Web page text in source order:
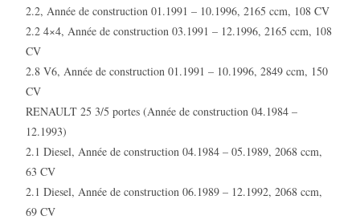
2.2, Année de construction 01.1991 – 10.1996, 2165 ccm, 108 CV
2.2 4×4, Année de construction 03.1991 – 12.1996, 2165 ccm, 108
CV
2.8 V6, Année de construction 01.1991 – 10.1996, 2849 ccm, 150
CV
RENAULT 25 3/5 portes (Année de construction 04.1984 –
12.1993)
2.1 Diesel, Année de construction 04.1984 – 05.1989, 2068 ccm,
63 CV
2.1 Diesel, Année de construction 06.1989 – 12.1992, 2068 ccm,
69 CV